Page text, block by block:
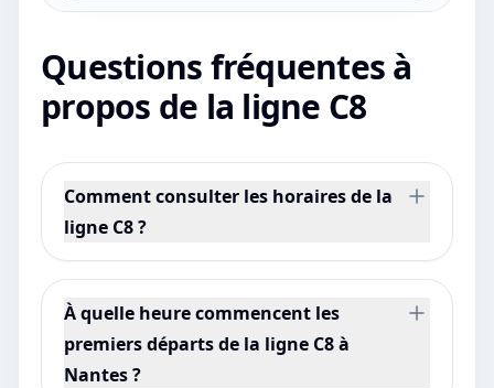
Questions fréquentes à
propos de la ligne C8
Comment consulter les horaires de la
ligne C8 ?
À quelle heure commencent les
premiers départs de la ligne C8 à
Nantes ?